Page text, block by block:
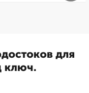
для
ключ.